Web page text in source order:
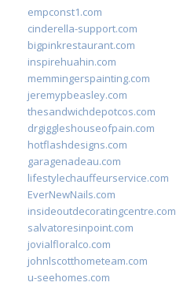
empconst1.com
cinderella-support.com
bigpinkrestaurant.com
inspirehuahin.com
memmingerspainting.com
jeremypbeasley.com
thesandwichdepotcos.com
drgiggleshouseofpain.com
hotflashdesigns.com
garagenadeau.com
lifestylechauffeurservice.com
EverNewNails.com
insideoutdecoratingcentre.com
salvatoresinpoint.com
jovialfloralco.com
johnlscotthometeam.com
u-seehomes.com